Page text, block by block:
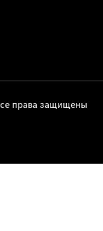
права защищены